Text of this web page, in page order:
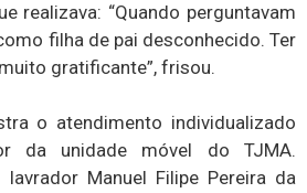
realizava: “Quando perguntavam
filha de pai desconhecido. Ter
gratificante”, frisou.